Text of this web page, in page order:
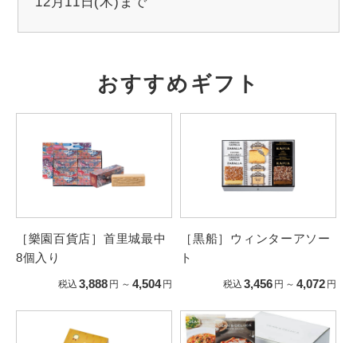
おすすめギフト
［樂園百貨店］首里城最中
8個入り
税込 3,888 円 ～ 4,504 円
［黒船］ウィンターアソー
ト
税込 3,456 円 ～ 4,072 円